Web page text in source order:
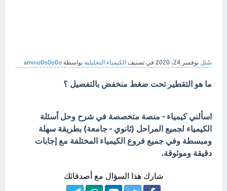
سُئل نوفمبر 24، 2020 في تصنيف الكيمياء التحليلية بواسطة amino0o0o0o
ما هو التقطير تحت ضغط منخفض بالتفصيل ؟
اسألني كيمياء - منصة متخصصة في شرح وحل أسئلة
الكيمياء لجميع المراحل (ثانوي - جامعة) بطريقة سهلة
ومبسطة وفي جميع فروع الكيمياء المختلفة مع إجابات
دقيقة وموثوقة.
شارك هذا السؤال مع أصدقائك